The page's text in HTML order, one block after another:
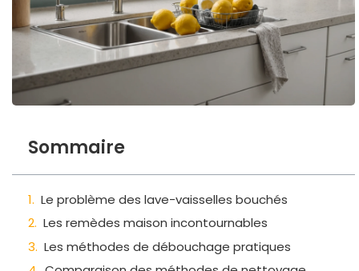
Sommaire
Le problème des lave-vaisselles bouchés
Les remèdes maison incontournables
Les méthodes de débouchage pratiques